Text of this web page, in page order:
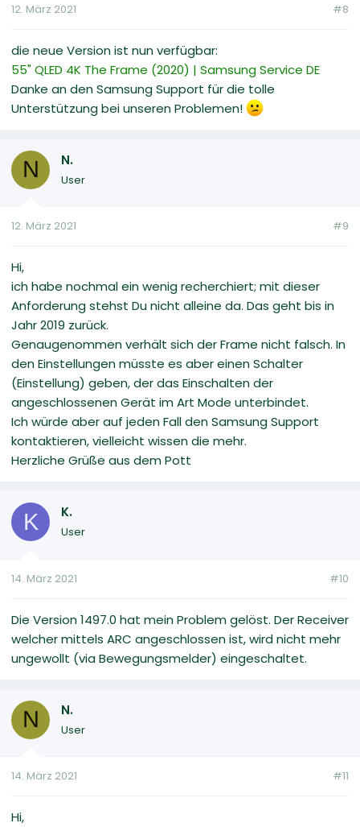
12. März 2021 #8
die neue Version ist nun verfügbar:
55" QLED 4K The Frame (2020) | Samsung Service DE
Danke an den Samsung Support für die tolle
Unterstützung bei unseren Problemen!
N N.
User
12. März 2021 #9
Hi,
ich habe nochmal ein wenig recherchiert; mit dieser
Anforderung stehst Du nicht alleine da. Das geht bis in
Jahr 2019 zurück.
Genaugenommen verhält sich der Frame nicht falsch. In
den Einstellungen müsste es aber einen Schalter
(Einstellung) geben, der das Einschalten der
angeschlossenen Gerät im Art Mode unterbindet.
Ich würde aber auf jeden Fall den Samsung Support
kontaktieren, vielleicht wissen die mehr.
Herzliche Grüße aus dem Pott
K K.
User
14. März 2021 #10
Die Version 1497.0 hat mein Problem gelöst. Der Receiver
welcher mittels ARC angeschlossen ist, wird nicht mehr
ungewollt (via Bewegungsmelder) eingeschaltet.
N N.
User
14. März 2021 #11
Hi,